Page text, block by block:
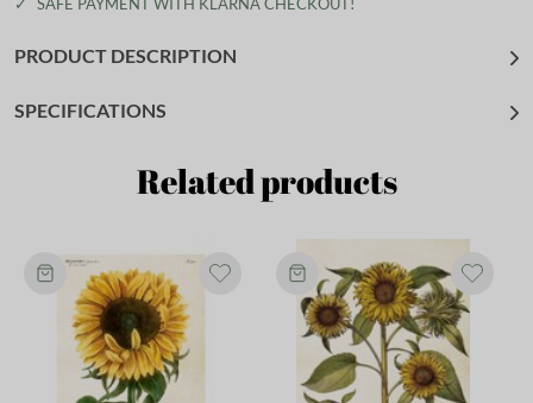
PRODUCT DESCRIPTION
SPECIFICATIONS
Related products